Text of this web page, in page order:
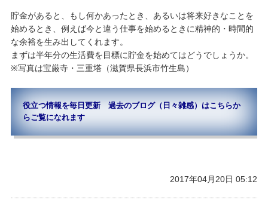
貯金があると、もし何かあったとき、あるいは将来好きなことを
始めるとき、例えば今と違う仕事を始めるときに精神的・時間的
な余裕を生み出してくれます。
まずは半年分の生活費を目標に貯金を始めてはどうでしょうか。
※写真は宝厳寺・三重塔（滋賀県長浜市竹生島）
役立つ情報を毎日更新 過去のブログ（日々雑感）はこちらか
らご覧になれます
2017年04月20日 05:12